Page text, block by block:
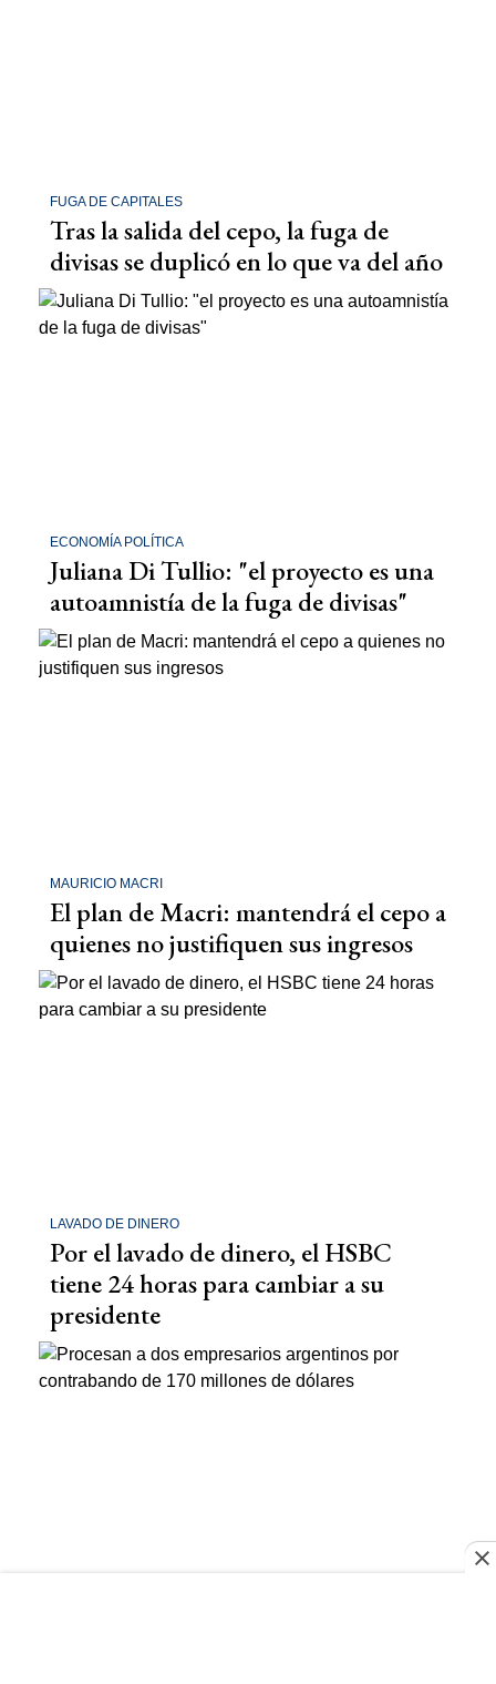
FUGA DE CAPITALES
Tras la salida del cepo, la fuga de
divisas se duplicó en lo que va del año
ECONOMÍA POLÍTICA
Juliana Di Tullio: "el proyecto es una
autoamnistía de la fuga de divisas"
MAURICIO MACRI
El plan de Macri: mantendrá el cepo a
quienes no justifiquen sus ingresos
LAVADO DE DINERO
Por el lavado de dinero, el HSBC
tiene 24 horas para cambiar a su
presidente